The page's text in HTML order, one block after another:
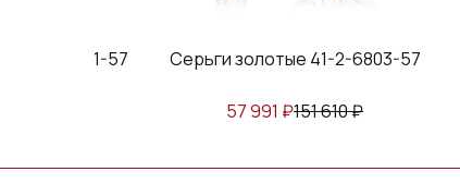
41-2-3941-57 Серьги золотые 41-2-6803-57
57 991 ₽151 610₽